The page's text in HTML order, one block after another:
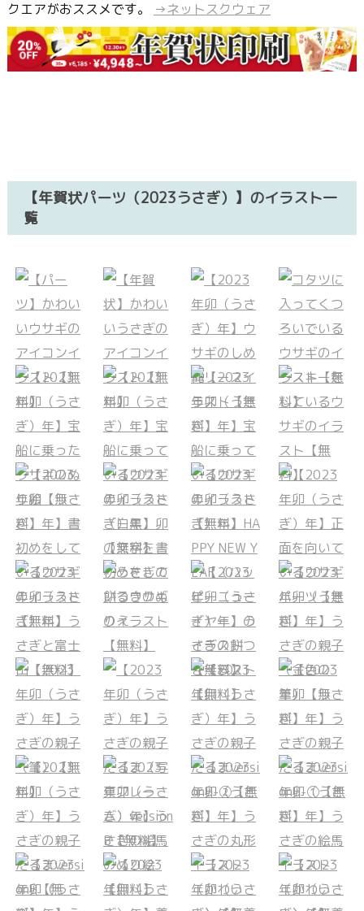
クエアがおススメです。 →ネットスクウェア
【年賀状パーツ（2023うさぎ）】のイラスト一
覧